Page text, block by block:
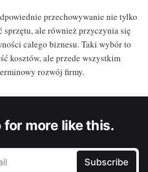
przechowywanie nie tylko
sprzętu, ale również przyczynia się
całego biznesu. Taki wybór to
kosztów, ale przede wszystkim
rozwój firmy.
for more like this.
Subscribe